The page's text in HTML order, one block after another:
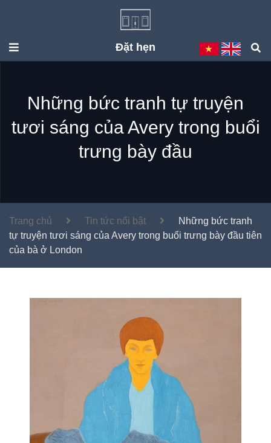
Đặt hẹn
Những bức tranh tự truyện
tươi sáng của Avery trong buổi
trưng bày đầu
Trang chủ Tin tức nổi bật
Những bức tranh
tự truyện tươi sáng của Avery trong buổi trưng bày đầu tiên
của bà ở London